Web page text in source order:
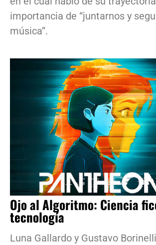
importancia de “juntarnos y
música”.
Ojo al Algoritmo: Ciencia
tecnología
Luna Gallardo y Gustavo